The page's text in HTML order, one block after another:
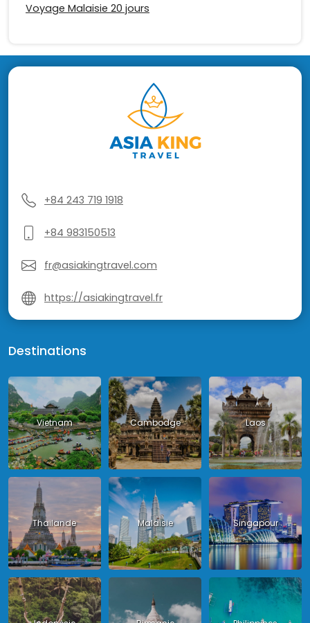
Voyage Malaisie 20 jours
+84 243 719 1918
+84 983150513
fr@asiakingtravel.com
https://asiakingtravel.fr
Destinations
Vietnam Cambodge Laos
Thailande Malaisie Singapour